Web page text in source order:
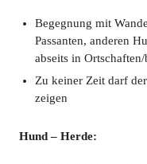
Begegnung mit
Passanten, anderen
abseits in
Zu keiner Zeit darf
zeigen
Hund – Herde: